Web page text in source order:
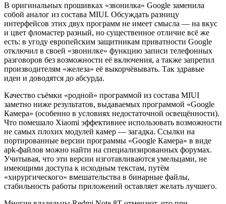
В оригинальных прошивках «звонилка» Google заменила
собой аналог из состава MIUI. Обсуждать разницу
интерфейсов этих двух программ не имеет смысла — на вкус
и цвет фломастер разный, но существенное отличие всё же
есть: в угоду европейским защитникам приватности Google
отключил в своей «звонилке» функцию записи телефонных
разговоров без возможности её включения, а также запретил
производителям «железа» её выкорчёвывать. Так здравые
идеи и доводятся до абсурда.
Качество съёмки «родной» программой из состава MIUI
заметно ниже результатов, выдаваемых программой «Google
Камера» (особенно в условиях недостаточной освещённости).
Что помешало Xiaomi эффективнее использовать возможности
не самых плохих модулей камер — загадка. Ссылки на
портированные версии программы «Google Камера» в виде
apk-файлов можно найти на специализированных форумах.
Учитывая, что эти версии изготавливаются умельцами, не
имеющими доступа к исходным текстам, путём
«хирургического» вмешательства в бинарные файлы,
стабильность работы приложений оставляет желать лучшего.